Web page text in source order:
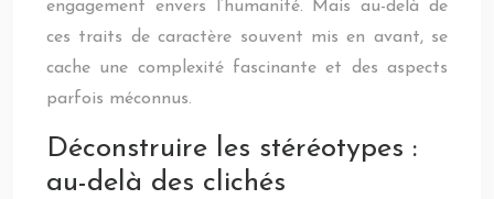
engagement envers l’humanité. Mais au-delà de
ces traits de caractère souvent mis en avant, se
cache une complexité fascinante et des aspects
parfois méconnus.
Déconstruire les stéréotypes :
au-delà des clichés